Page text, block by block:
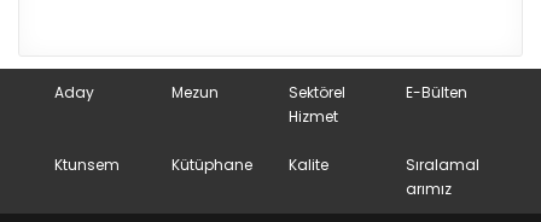
Aday Mezun
Sektörel
Hizmet
E-Bülten
Ktunsem Kütüphane Kalite
Sıralamal
arımız